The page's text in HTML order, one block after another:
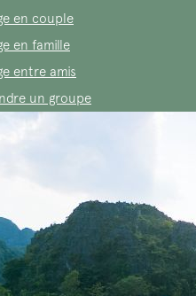
en couple
en famille
entre amis
un groupe
stands de street food et
vous pourrez
des photos et
des Vietnamiens.
culinaires Vietnam sont
formule privée. Quel que
vous promet une
rencontres locales,